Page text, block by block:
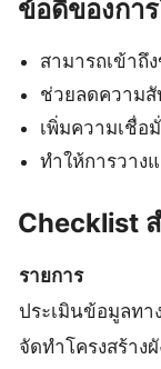
ข้อดีของกา
สามารถเข้าถึ
ช่วยลดความ
เพิ่มความเชื่อ
ทำให้การวา
Checklist
รายการ
ประเมินข้อมูลทา
จัดทำโครงสร้างผั